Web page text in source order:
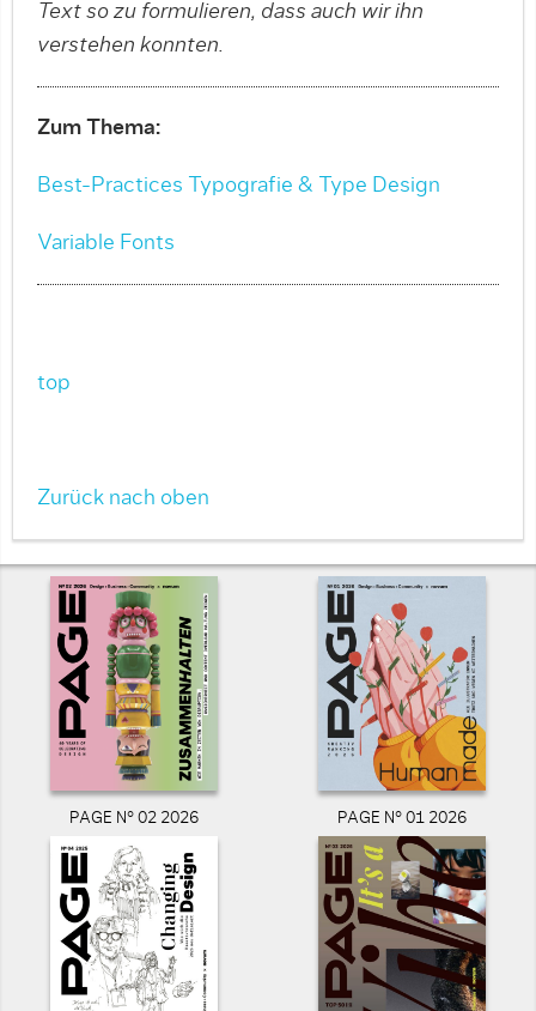
Text so zu formulieren, dass auch wir ihn
verstehen konnten.
Zum Thema:
Best-Practices Typografie & Type Design
Variable Fonts
top
Zurück nach oben
PAGE N° 02 2026 PAGE N° 01 2026